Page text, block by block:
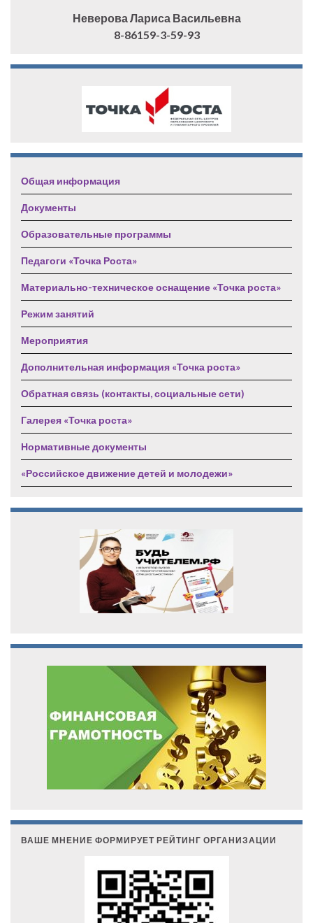
Неверова Лариса Васильевна
8-86159-3-59-93
Общая информация
Документы
Образовательные программы
Педагоги «Точка Роста»
Материально-техническое оснащение «Точка роста»
Режим занятий
Мероприятия
Дополнительная информация «Точка роста»
Обратная связь (контакты, социальные сети)
Галерея «Точка роста»
Нормативные документы
«Российское движение детей и молодежи»
ВАШЕ МНЕНИЕ ФОРМИРУЕТ РЕЙТИНГ ОРГАНИЗАЦИИ